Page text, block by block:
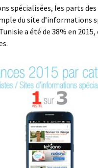
spécialisées, les parts
du site d’informations
a été de 38% en